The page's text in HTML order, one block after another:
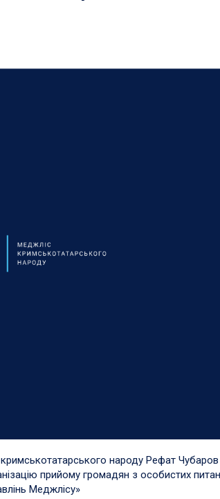
народу Рефат Чубаров
прийому громадян з особистих
Меджлісу»